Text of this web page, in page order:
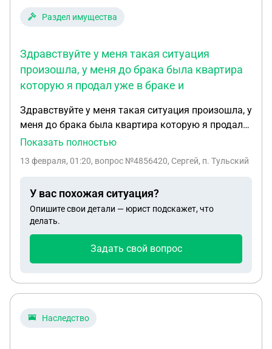
Раздел имущества
Здравствуйте у меня такая ситуация
произошла, у меня до брака была квартира
которую я продал уже в браке и
Здравствуйте у меня такая ситуация произошла, у
меня до брака была квартира которую я продал
уже в браке и купил дом, в браке у нас двое не
развод и хочу продать дом поделив средства
продажи дома говорит что мне достанется
только маленький кусок дома так как у нас дети,
Как быть в таком случае Собственник я, жена и
Показать полностью
13 февраля, 01:20, вопрос №4856420, Сергей, п. Тульский
У вас похожая ситуация?
Опишите свои детали — юрист подскажет, что
делать.
Задать свой вопрос
Наследство